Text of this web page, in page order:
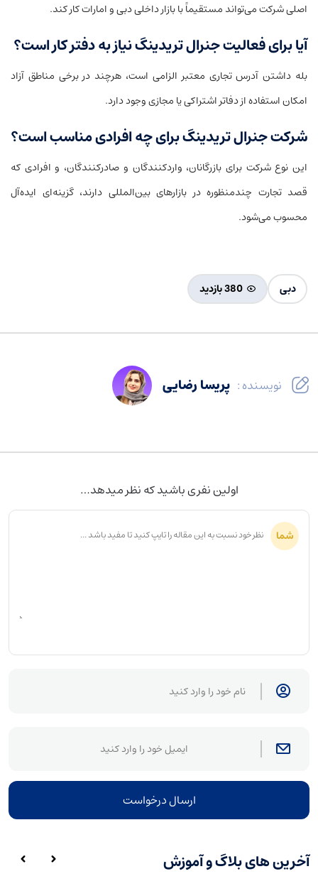
اصلی شرکت می‌تواند مستقیماً با بازار داخلی دبی و امارات کار کند.
آیا برای فعالیت جنرال تریدینگ نیاز به دفتر کار است؟
بله داشتن آدرس تجاری معتبر الزامی است، هرچند در برخی مناطق آزاد
امکان استفاده از دفاتر اشتراکی یا مجازی وجود دارد.
شرکت جنرال تریدینگ برای چه افرادی مناسب است؟
این نوع شرکت برای بازرگانان، واردکنندگان و صادرکنندگان، و افرادی که
قصد تجارت چندمنظوره در بازارهای بین‌المللی دارند، گزینه‌ای ایده‌آل
محسوب می‌شود.
دبی 380 بازدید
نویسنده : پریسا رضایی
اولین نفری باشید که نظر میدهد…
شما
ارسال درخواست
آخرین های بلاگ و آموزش